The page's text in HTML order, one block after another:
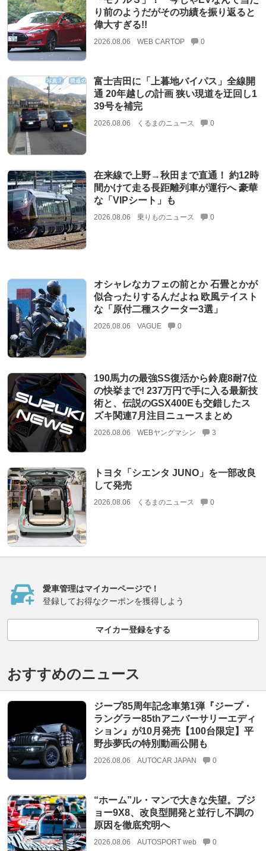
り前のようだがその功績を振り返ると
偉大すぎる!!
2026.08.06 WEB CARTOP 0
富士吉田に「上暮地バイパス」全線開
通 20年越しの計画 狭い現道を迂回し1
39号を補完
2026.08.06 くるまのニュース 0
在来線で上野→秋田まで直通！ 約12時
間かけて走る長距離列車が運行へ 豪華
な「VIPシート」も
2026.08.06 乗りものニュース 0
オシャレなカフェの前とか 石畳とかが
似合ったりするんだよね 欧風テイスト
な「原付二種スクーター3選」
2026.08.06 VAGUE 0
190馬力の最強SS復活から鈴鹿8耐7位
の快挙まで! 237万円で手に入る最新技
術と、伝説のGSX400Eも交錯したス
ズキ関連7月注目ニュースまとめ
2026.08.06 WEBヤングマシン 3
トヨタ「シエンタ JUNO」を一部改良
して発売
2026.08.06 くるまのニュース 0
愛車管理はマイカーページで！
登録してお得なクーポンを獲得しよう
マイカー登録をする
おすすめのニュース
ジープ85周年記念車第1弾『ジープ・
ラングラー85thアニバーサリーエディ
ション』が10月発売【100台限定】平
野歩夢氏の特別動画公開も
2026.08.06 AUTOCAR JAPAN 0
“ホーム”ル・マンで大きな失望。プジ
ョー9X8、改良型開発と並行し不調の
原因を徹底究明へ
2026.08.06 AUTOSPORT web 0